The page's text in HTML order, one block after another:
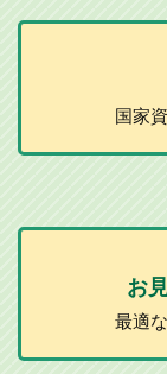
国家
お
最適